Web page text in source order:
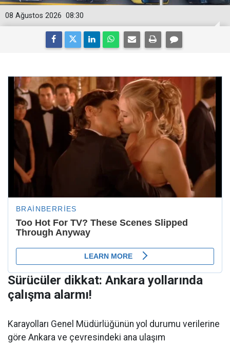
08:30
08 Ağustos 2026
Sürücüler dikkat: Ankara yollarında
çalışma alarmı!
Karayolları Genel Müdürlüğünün yol durumu verilerine
göre Ankara ve çevresindeki ana ulaşım